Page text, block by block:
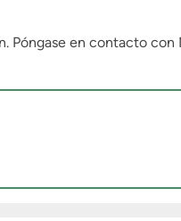
Póngase en contacto con